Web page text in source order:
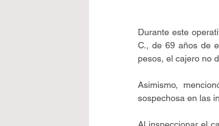
Durante este
C., de 69 años de
pesos, el cajero no
Asimismo,
sospechosa en las